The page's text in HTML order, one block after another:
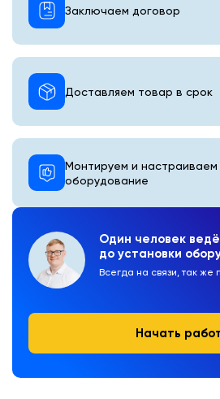
Один человек
до установки
Всегда на связи, так же
Начать
Монтируем и настраиваем
оборудование
Доставляем товар в срок
Заключаем договор